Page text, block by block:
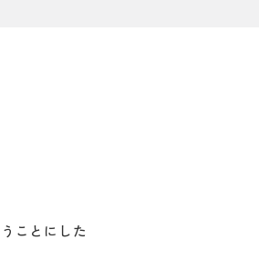
ことにした